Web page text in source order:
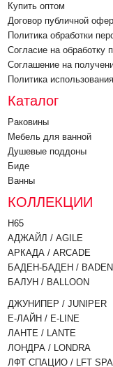
Купить оптом
Договор публичной
Политика обработки
Согласие на обработку
Соглашение на
Политика
Каталог
Раковины
Мебель для ванной
Душевые поддоны
Биде
Ванны
КОЛЛЕКЦИИ
H65
АДЖАЙЛ / AGILE
АРКАДА / ARCADE
БАДЕН-БАДЕН /
БАЛУН / BALLOON
ДЖУНИПЕР / JUNIPER
Е-ЛАЙН / E-LINE
ЛАНТЕ / LANTE
ЛОНДРА / LONDRA
ЛФТ СПАЦИО / LFT